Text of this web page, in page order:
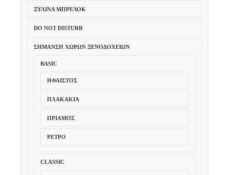
ΞΎΛΙΝΑ ΜΠΡΕΛΌΚ
DO NOT DISTURB
ΣΉΜΑΝΣΗ ΧΏΡΩΝ ΞΕΝΟΔΟΧΕΊΩΝ
BASIC
ΉΦΑΙΣΤΟΣ
ΠΛΑΚΆΚΙΑ
ΠΡΊΑΜΟΣ
ΡΕΤΡΌ
CLASSIC